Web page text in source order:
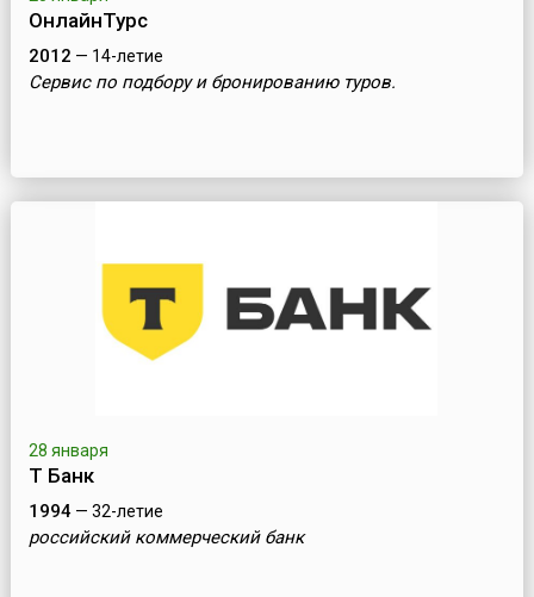
ОнлайнТурс
2012 — 14-летие
Сервис по подбору и бронированию туров.
28 января
Т Банк
1994— 32-летие
российский коммерческий банк